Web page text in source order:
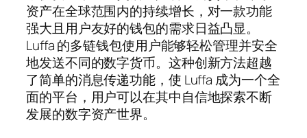
资产在全球范围内的持续增长，对一款功能
强大且用户友好的钱包的需求日益凸显。
Luffa 的多链钱包使用户能够轻松管理并安全
地发送不同的数字货币。这种创新方法超越
了简单的消息传递功能，使 Luffa 成为一个全
面的平台，用户可以在其中自信地探索不断
发展的数字资产世界。